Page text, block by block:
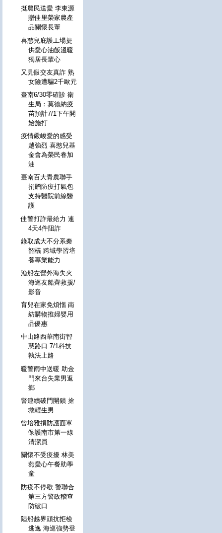
挺農民送愛 李東源
贈佳里榮家農產
品關懷長輩
喜憨兒庇護工場提
供愛心油飯溫暖
獨居長輩心
又見假交友真詐 熟
女險遭騙2千歐元
臺南6/30零確診 衛
生局：莫德納疫
苗預計7/1下午開
始施打
疫情嚴峻愛的感受
越強烈 喜憨兒基
金會為榮民眷加
油
臺南百大青農聯手
捐贈防疫打氣包
支持醫院前線醫
護
佳警打詐最給力 連
4天4件阻詐
錄取成大不分系秦
韶檥 跨域學習培
養專業能力
漁船左營外海失火
海巡友船齊救援/
影音
育兒在家免煩惱 南
紡購物推婦嬰用
品優惠
中山路西華南街智
慧路口 7/1科技
執法上路
暖警雨中送暖 助金
門來台失業男返
鄉
警連續破門開鎖 搶
救輕生男
曾培雅捐防護面罩
保護南市第一線
清潔員
關懷不受疫擾 林美
燕愛心午餐助學
童
防疫不停歇 警聯合
第三方警政稽查
防破口
陸船越界頑抗拒檢
逃逸 海巡強勢登